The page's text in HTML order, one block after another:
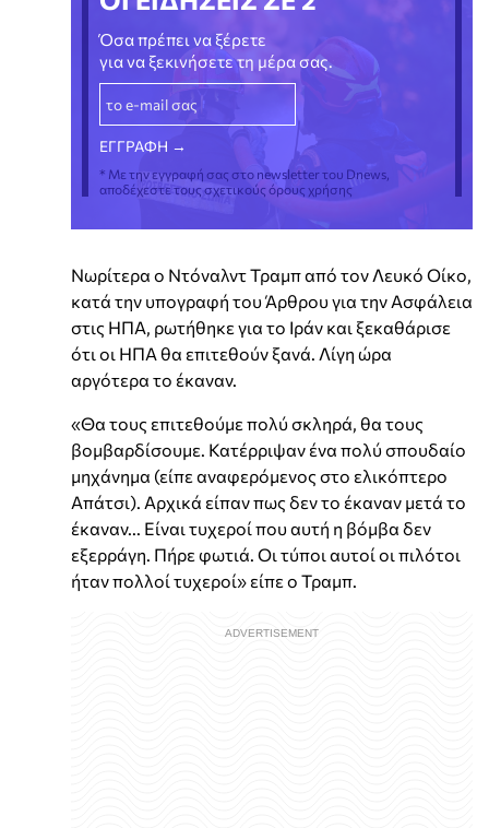
Όσα πρέπει να ξέρετε
για να ξεκινήσετε τη μέρα σας.
* Με την εγγραφή σας στο newsletter του Dnews,
αποδέχεστε τους σχετικούς όρους χρήσης
Νωρίτερα ο Ντόναλντ Τραμπ από τον Λευκό Οίκο,
κατά την υπογραφή του Άρθρου για την Ασφάλεια
στις ΗΠΑ, ρωτήθηκε για το Ιράν και ξεκαθάρισε
ότι οι ΗΠΑ θα επιτεθούν ξανά. Λίγη ώρα
αργότερα το έκαναν.
«Θα τους επιτεθούμε πολύ σκληρά, θα τους
βομβαρδίσουμε. Κατέρριψαν ένα πολύ σπουδαίο
μηχάνημα (είπε αναφερόμενος στο ελικόπτερο
Απάτσι). Αρχικά είπαν πως δεν το έκαναν μετά το
έκαναν... Είναι τυχεροί που αυτή η βόμβα δεν
εξερράγη. Πήρε φωτιά. Οι τύποι αυτοί οι πιλότοι
ήταν πολλοί τυχεροί» είπε ο Τραμπ.